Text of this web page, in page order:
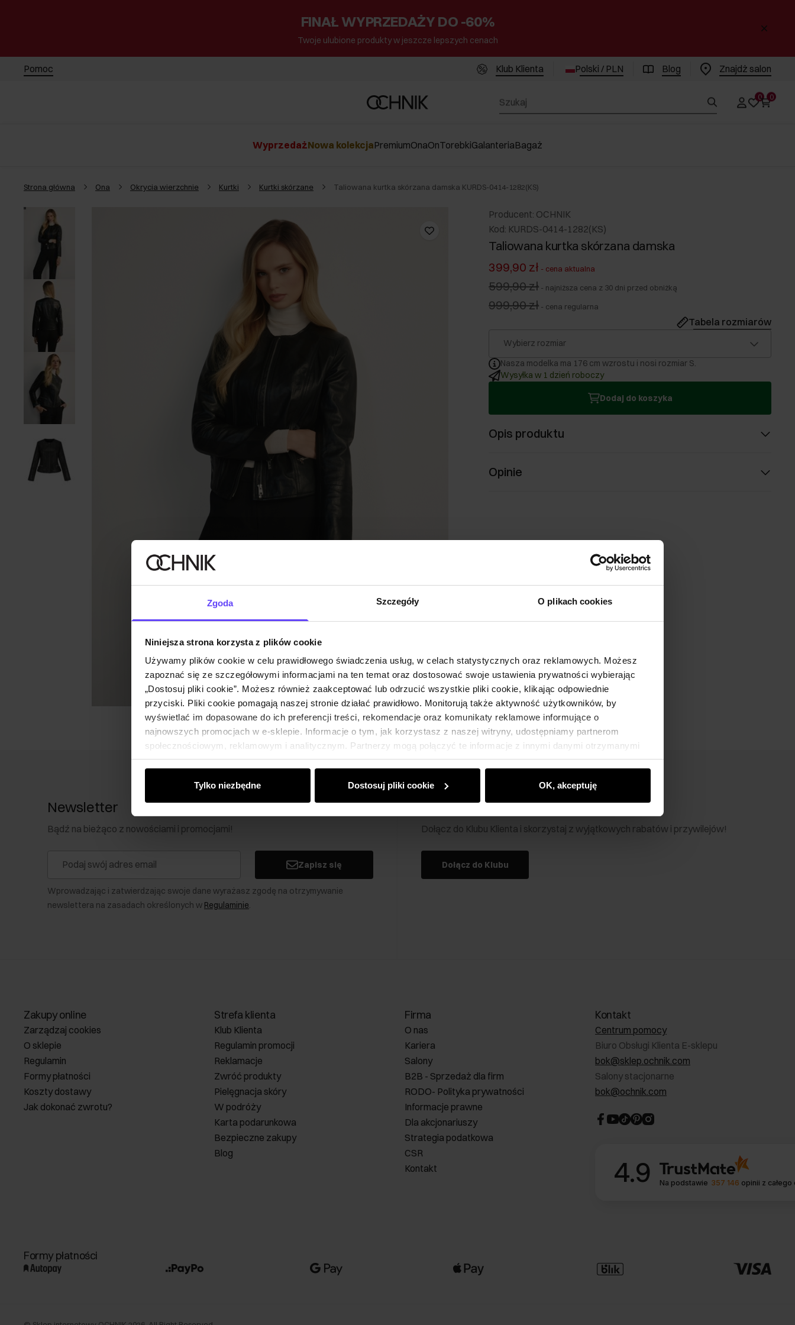
Zgoda Szczegóły O plikach cookies
Niniejsza strona korzysta z plików cookie
Używamy plików cookie w celu prawidłowego świadczenia usług, w celach statystycznych oraz reklamowych. Możesz
zapoznać się ze szczegółowymi informacjami na ten temat oraz dostosować swoje ustawienia prywatności wybierając
„Dostosuj pliki cookie”. Możesz również zaakceptować lub odrzucić wszystkie pliki cookie, klikając odpowiednie
przyciski. Pliki cookie pomagają naszej stronie działać prawidłowo. Monitorują także aktywność użytkowników, by
wyświetlać im dopasowane do ich preferencji treści, rekomendacje oraz komunikaty reklamowe informujące o
najnowszych promocjach w e-sklepie. Informacje o tym, jak korzystasz z naszej witryny, udostępniamy partnerom
społecznościowym, reklamowym i analitycznym. Partnerzy mogą połączyć te informacje z innymi danymi otrzymanymi
od Ciebie lub uzyskanymi podczas korzystania z ich usług.
Tylko niezbędne Dostosuj pliki cookie OK, akceptuję
FINAŁ WYPRZEDAŻY DO -60%
Twoje ulubione produkty w jeszcze lepszych cenach
Pomoc Klub Klienta Polski / PLN Blog Znajdż salon
0 0
WyprzedażNowa kolekcjaPremiumOnaOnTorebkiGalanteriaBagaż
Strona główna Ona Okrycia wierzchnie Kurtki Kurtki skórzane Taliowana kurtka skórzana damska KURDS-0414-1282(KS)
Producent: OCHNIK
Kod: KURDS-0414-1282(KS)
Taliowana kurtka skórzana damska
399,90 zł - cena aktualna
599,90 zł - najniższa cena z 30 dni przed obniżką
999,90 zł - cena regularna
Tabela rozmiarów
Wybierz rozmiar
Nasza modelka ma 176 cm wzrostu i nosi rozmiar S.
Wysyłka w 1 dzień roboczy
Dodaj do koszyka
Opis produktu
Opinie
Newsletter
Bądź na bieżąco z nowościami i promocjami!
Zapisz się
Wprowadzając i zatwierdzając swoje dane wyrażasz zgodę na otrzymywanie
newslettera na zasadach określonych w Regulaminie.
Klub Klienta Ochnik
Dołącz do Klubu Klienta i skorzystaj z wyjątkowych rabatów i przywilejów!
Dołącz do Klubu
Zakupy online
Zarządzaj cookies
O sklepie
Regulamin
Formy płatności
Koszty dostawy
Jak dokonać zwrotu?
Strefa klienta
Klub Klienta
Regulamin promocji
Reklamacje
Zwróć produkty
Pielęgnacja skóry
W podróży
Karta podarunkowa
Bezpieczne zakupy
Blog
Firma
O nas
Kariera
Salony
B2B - Sprzedaż dla firm
RODO- Polityka prywatności
Informacje prawne
Dla akcjonariuszy
Strategia podatkowa
CSR
Kontakt
Kontakt
Centrum pomocy
Biuro Obsługi Klienta E-sklepu
bok@sklep.ochnik.com
Salony stacjonarne
bok@ochnik.com
4.9 Na podstawie 357 146 opinii z
Formy płatności